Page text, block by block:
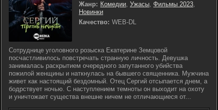
Жанр: Комедии, Ужасы, Фильмы 2023,
Новинки
Качество: WEB-DL
Сотруднице уголовного розыска Екатерине Земцовой
посчастливилось повстречать странную личность. Девушка
занималась раскрытием очередного запутанного убийства
пожилой женщины и наткнулась на бывшего священника. Мужчина
живет как настоящий бездомный. Отец Сергий отсыпается днем, а
бодрствует ночью. С наступлением темноты он выходит на охоту
и уничтожает существа внешне ничем не отличающиеся от...